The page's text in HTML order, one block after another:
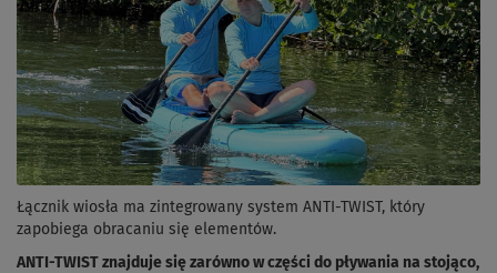
Łącznik wiosła ma zintegrowany system ANTI-TWIST, który
zapobiega obracaniu się elementów.
ANTI-TWIST znajduje się zarówno w części do pływania na stojąco,